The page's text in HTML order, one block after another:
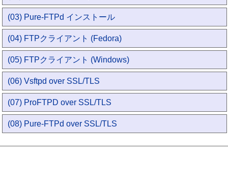
(03) Pure-FTPd インストール
(04) FTPクライアント (Fedora)
(05) FTPクライアント (Windows)
(06) Vsftpd over SSL/TLS
(07) ProFTPD over SSL/TLS
(08) Pure-FTPd over SSL/TLS